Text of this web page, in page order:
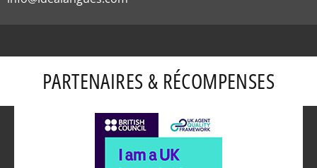
PARTENAIRES & RÉCOMPENSES